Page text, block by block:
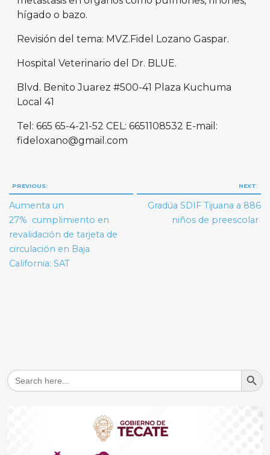
hígado o bazo.
Revisión del tema: MVZ.Fidel Lozano Gaspar.
Hospital Veterinario del Dr. BLUE.
Blvd. Benito Juarez #500-41 Plaza Kuchuma
Local 41
Tel: 665 65-4-21-52 CEL: 6651108532 E-mail:
fideloxano@gmail.com
Navegación
de
entradas
PREVIOUS:
Aumenta un
27% cumplimiento en
revalidación de tarjeta de
circulación en Baja
California: SAT
NEXT:
Gradúa SDIF Tijuana a 886
niños de preescolar
Search
for:
Search